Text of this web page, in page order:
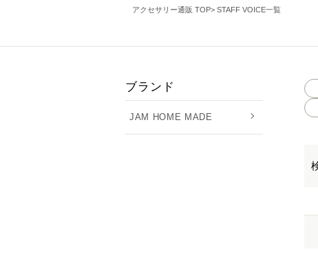
アクセサリー通販 TOP STAFF VOICE一覧
ブランド
JAM HOME MADE